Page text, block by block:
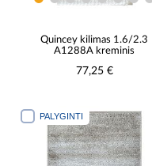
Quincey kilimas 1.6/2.3
A1288A kreminis
77,25 €
PALYGINTI